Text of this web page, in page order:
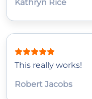
Kathryn Rice
This really works!
Robert Jacobs